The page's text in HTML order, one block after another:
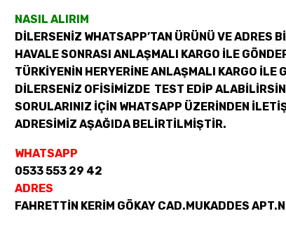
NASIL ALIRIM
DİLERSENİZ WHATSAPP’TAN ÜRÜNÜ VE ADRES
HAVALE SONRASI ANLAŞMALI KARGO İLE
TÜRKİYENİN HERYERİNE ANLAŞMALI KARGO İLE
DİLERSENİZ OFİSİMİZDE TEST EDİP
SORULARINIZ İÇİN WHATSAPP ÜZERİNDEN
ADRESİMİZ AŞAĞIDA BELİRTİLMİŞTİR.
WHATSAPP
0533 553 29 42
ADRES
FAHRETTİN KERİM GÖKAY CAD.MUKADDES